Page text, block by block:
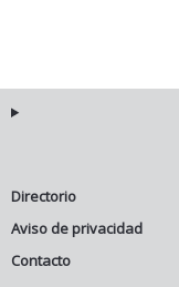
Directorio
Aviso de privacidad
Contacto